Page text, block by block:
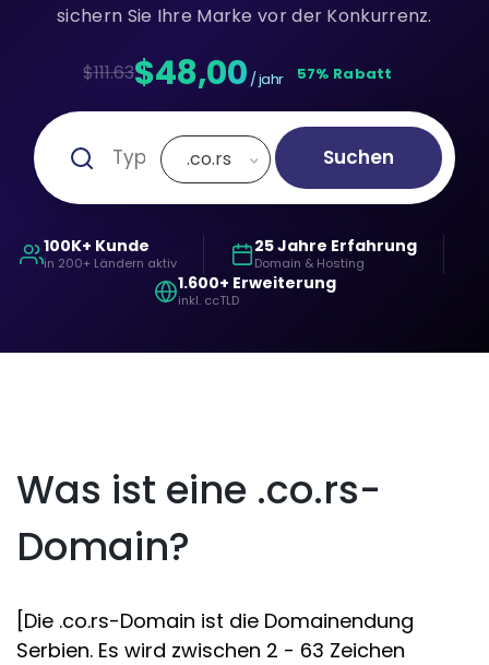
sichern Sie Ihre Marke vor der Konkurrenz.
$111.63$48,00 / jahr 57% Rabatt
.co.rs Suchen
100K+ Kunde
in 200+ Ländern aktiv
25 Jahre Erfahrung
Domain & Hosting
1.600+ Erweiterung
inkl. ccTLD
Was ist eine .co.rs-
Domain?
[Die .co.rs-Domain ist die Domainendung
Serbien. Es wird zwischen 2 - 63 Zeichen